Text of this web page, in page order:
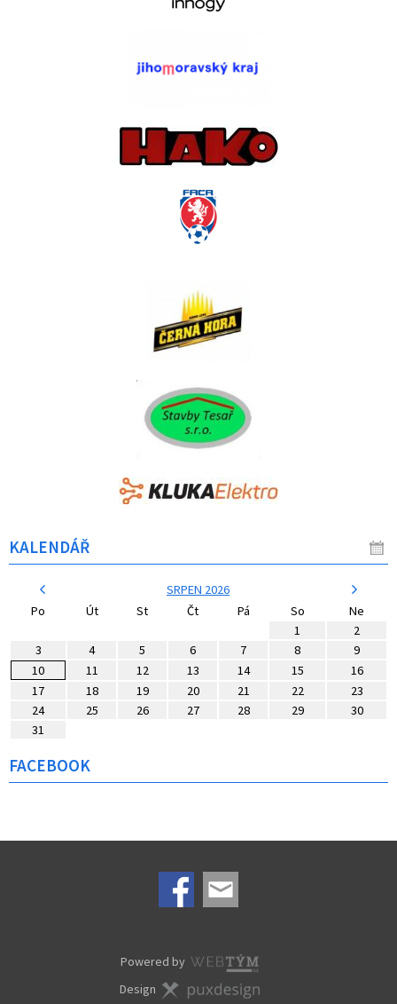
KALENDÁŘ
SRPEN 2026
Po
Út St Čt Pá So
Ne
1
2
3
4 5 6 7 8
9
10
11 12 13 14 15
16
17
18 19 20 21 22
23
24
25 26 27 28 29
30
31
FACEBOOK
Powered by
Design